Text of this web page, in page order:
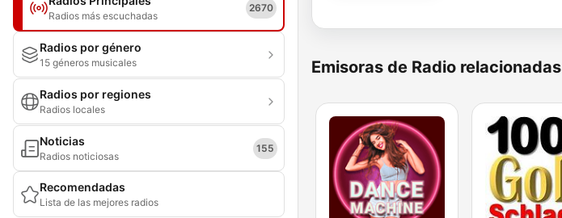
Radios más escuchadas
2670
Radios por género
15 géneros musicales
Radios por regiones
Radios locales
Noticias
Radios noticiosas
155
Recomendadas
Lista de las mejores radios
Emisoras de Radio relacionadas